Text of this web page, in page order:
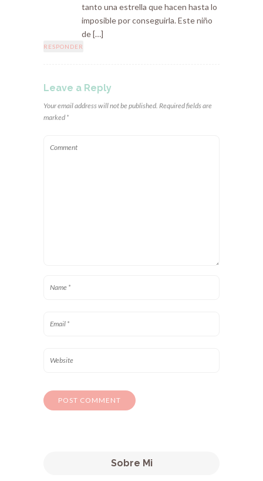
tanto una estrella que hacen hasta lo
imposible por conseguirla. Este niño
de […]
RESPONDER
Leave a Reply
Your email address will not be published. Required fields are
marked *
Sobre Mi